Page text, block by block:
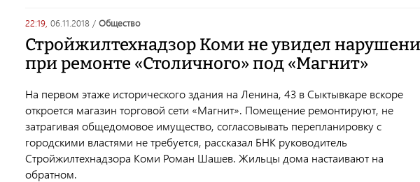
22:19, 06.11.2018 / общество
Стройжилтехнадзор Коми не увидел
при ремонте «Столичного» под «Магнит»
На первом этаже исторического здания на Ленина, 43 в Сыктывкаре вскоре
откроется магазин торговой сети «Магнит». Помещение ремонтируют, не
затрагивая общедомовое имущество, согласовывать перепланировку с
городскими властями не требуется, рассказал БНК руководитель
Стройжилтехнадзора Коми Роман Шашев. Жильцы дома настаивают на
обратном.